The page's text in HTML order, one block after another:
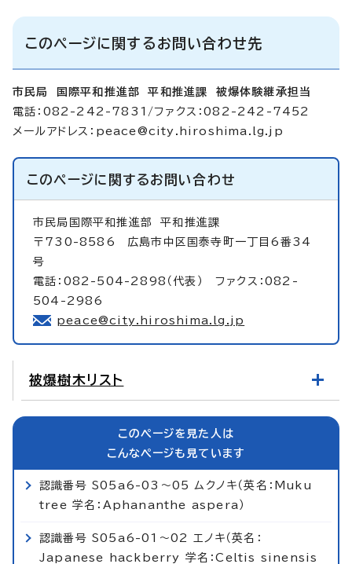
このページに関するお問い合わせ先
市民局 国際平和推進部 平和推進課 被爆体験継承担当
電話：082-242-7831/ファクス：082-242-7452
メールアドレス： peace@city.hiroshima.lg.jp
このページに関するお問い合わせ
市民局国際平和推進部平和推進課
〒730-8586 広島市中区国泰寺町一丁目6番34
号
電話：082-504-2898（代表） ファクス：082-
504-2986
peace@city.hiroshima.lg.jp
被爆樹木リスト
このページを見た人は
こんなページも見ています
認識番号 S05a6-03～05 ムクノキ（英名：Muku
tree 学名：Aphananthe aspera）
認識番号 S05a6-01～02 エノキ（英名：
Japanese hackberry 学名：Celtis sinensis